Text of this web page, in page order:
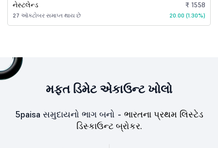
નેસ્ટલેન્ડ
27 ઑક્ટોબર સમાપ્ત થાય છે
₹ 1558
20.00 (1.30%)
મફત ડિમેટ એકાઉન્ટ ખોલો
5paisa સમુદાયનો ભાગ બનો - ભારતના પ્રથમ લિસ્ટેડ
ડિસ્કાઉન્ટ બ્રોકર.